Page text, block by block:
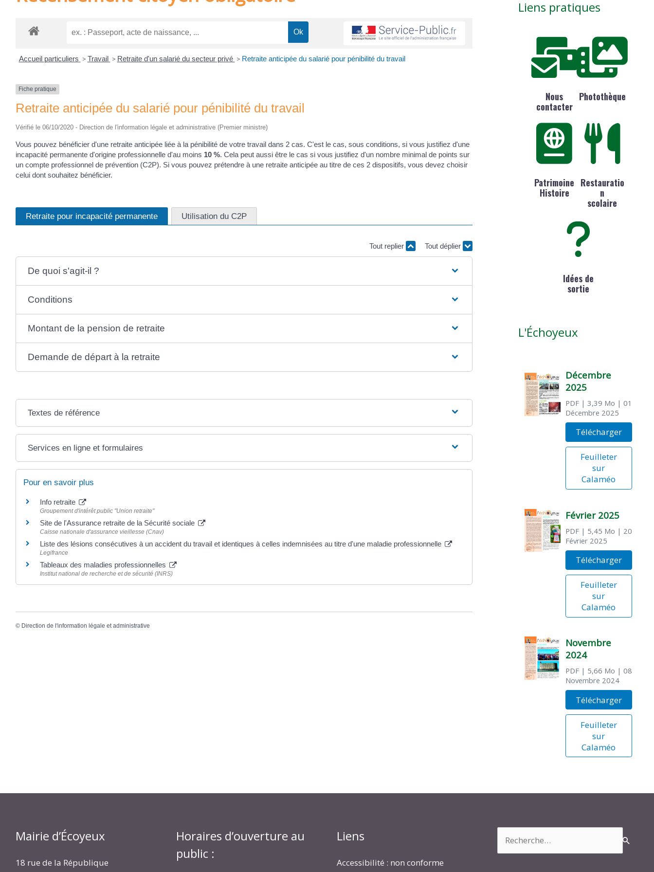
Accueil particuliers > Travail > Retraite d'un salarié du secteur privé > Retraite anticipée du salarié pour pénibilité du travail
Fiche pratique
Retraite anticipée du salarié pour pénibilité du travail
Vérifié le 06/10/2020 - Direction de l'information légale et administrative (Premier ministre)
Vous pouvez bénéficier d'une retraite anticipée liée à la pénibilité de votre travail dans 2 cas. C'est le cas, sous conditions, si vous justifiez d'une
incapacité permanente d'origine professionnelle d'au moins 10 %. Cela peut aussi être le cas si vous justifiez d'un nombre minimal de points sur
un compte professionnel de prévention (C2P). Si vous pouvez prétendre à une retraite anticipée au titre de ces 2 dispositifs, vous devez choisir
celui dont souhaitez bénéficier.
Retraite pour incapacité permanente Utilisation du C2P
Tout replier Tout déplier
De quoi s'agit-il ?
Conditions
Montant de la pension de retraite
Demande de départ à la retraite
Textes de référence
Services en ligne et formulaires
Pour en savoir plus
Info retraite
Groupement d'intérêt public "Union retraite"
Site de l'Assurance retraite de la Sécurité sociale
Caisse nationale d'assurance vieillesse (Cnav)
Liste des lésions consécutives à un accident du travail et identiques à celles indemnisées au titre d'une maladie professionnelle
Legifrance
Tableaux des maladies professionnelles
Institut national de recherche et de sécurité (INRS)
© Direction de l'information légale et administrative
Liens pratiques
Nous
contacter
Photothèque
Patrimoine
Histoire
Restauratio
n
scolaire
Idées de
sortie
L'Échoyeux
Décembre
2025
PDF| 3,39 Mo | 01
Décembre 2025
Télécharger
Feuilleter
sur
Calaméo
Février 2025
PDF| 5,45 Mo | 20
Février 2025
Télécharger
Feuilleter
sur
Calaméo
Novembre
2024
PDF| 5,66 Mo | 08
Novembre 2024
Télécharger
Feuilleter
sur
Calaméo
Mairie d’Écoyeux
18 rue de la République
Horaires d’ouverture au
public :
Liens
Accessibilité : non conforme